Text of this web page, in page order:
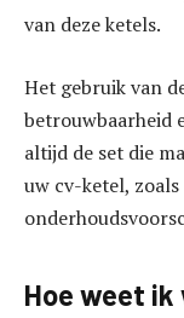
van deze ketels.
Het gebruik van
betrouwbaarheid
altijd de set die
uw cv-ketel,
Hoe weet